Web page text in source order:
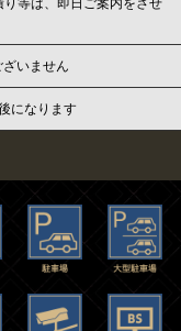
等は、即日ご案内をさせ
いません
になります